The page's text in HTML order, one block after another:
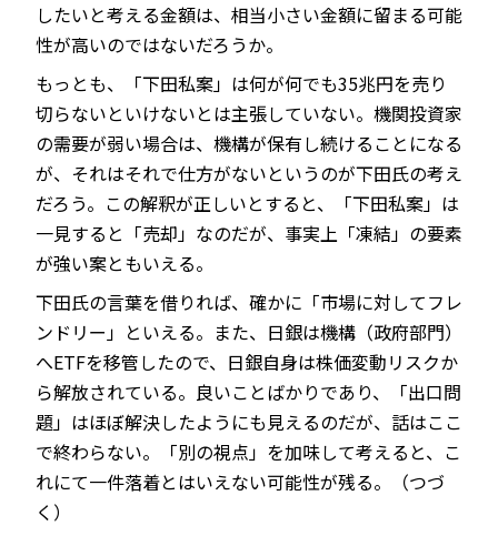
したいと考える金額は、相当小さい金額に留まる可能
性が高いのではないだろうか。
もっとも、「下田私案」は何が何でも35兆円を売り
切らないといけないとは主張していない。機関投資家
の需要が弱い場合は、機構が保有し続けることになる
が、それはそれで仕方がないというのが下田氏の考え
だろう。この解釈が正しいとすると、「下田私案」は
一見すると「売却」なのだが、事実上「凍結」の要素
が強い案ともいえる。
下田氏の言葉を借りれば、確かに「市場に対してフレ
ンドリー」といえる。また、日銀は機構（政府部門）
へETFを移管したので、日銀自身は株価変動リスクか
ら解放されている。良いことばかりであり、「出口問
題」はほぼ解決したようにも見えるのだが、話はここ
で終わらない。「別の視点」を加味して考えると、こ
れにて一件落着とはいえない可能性が残る。（つづ
く）